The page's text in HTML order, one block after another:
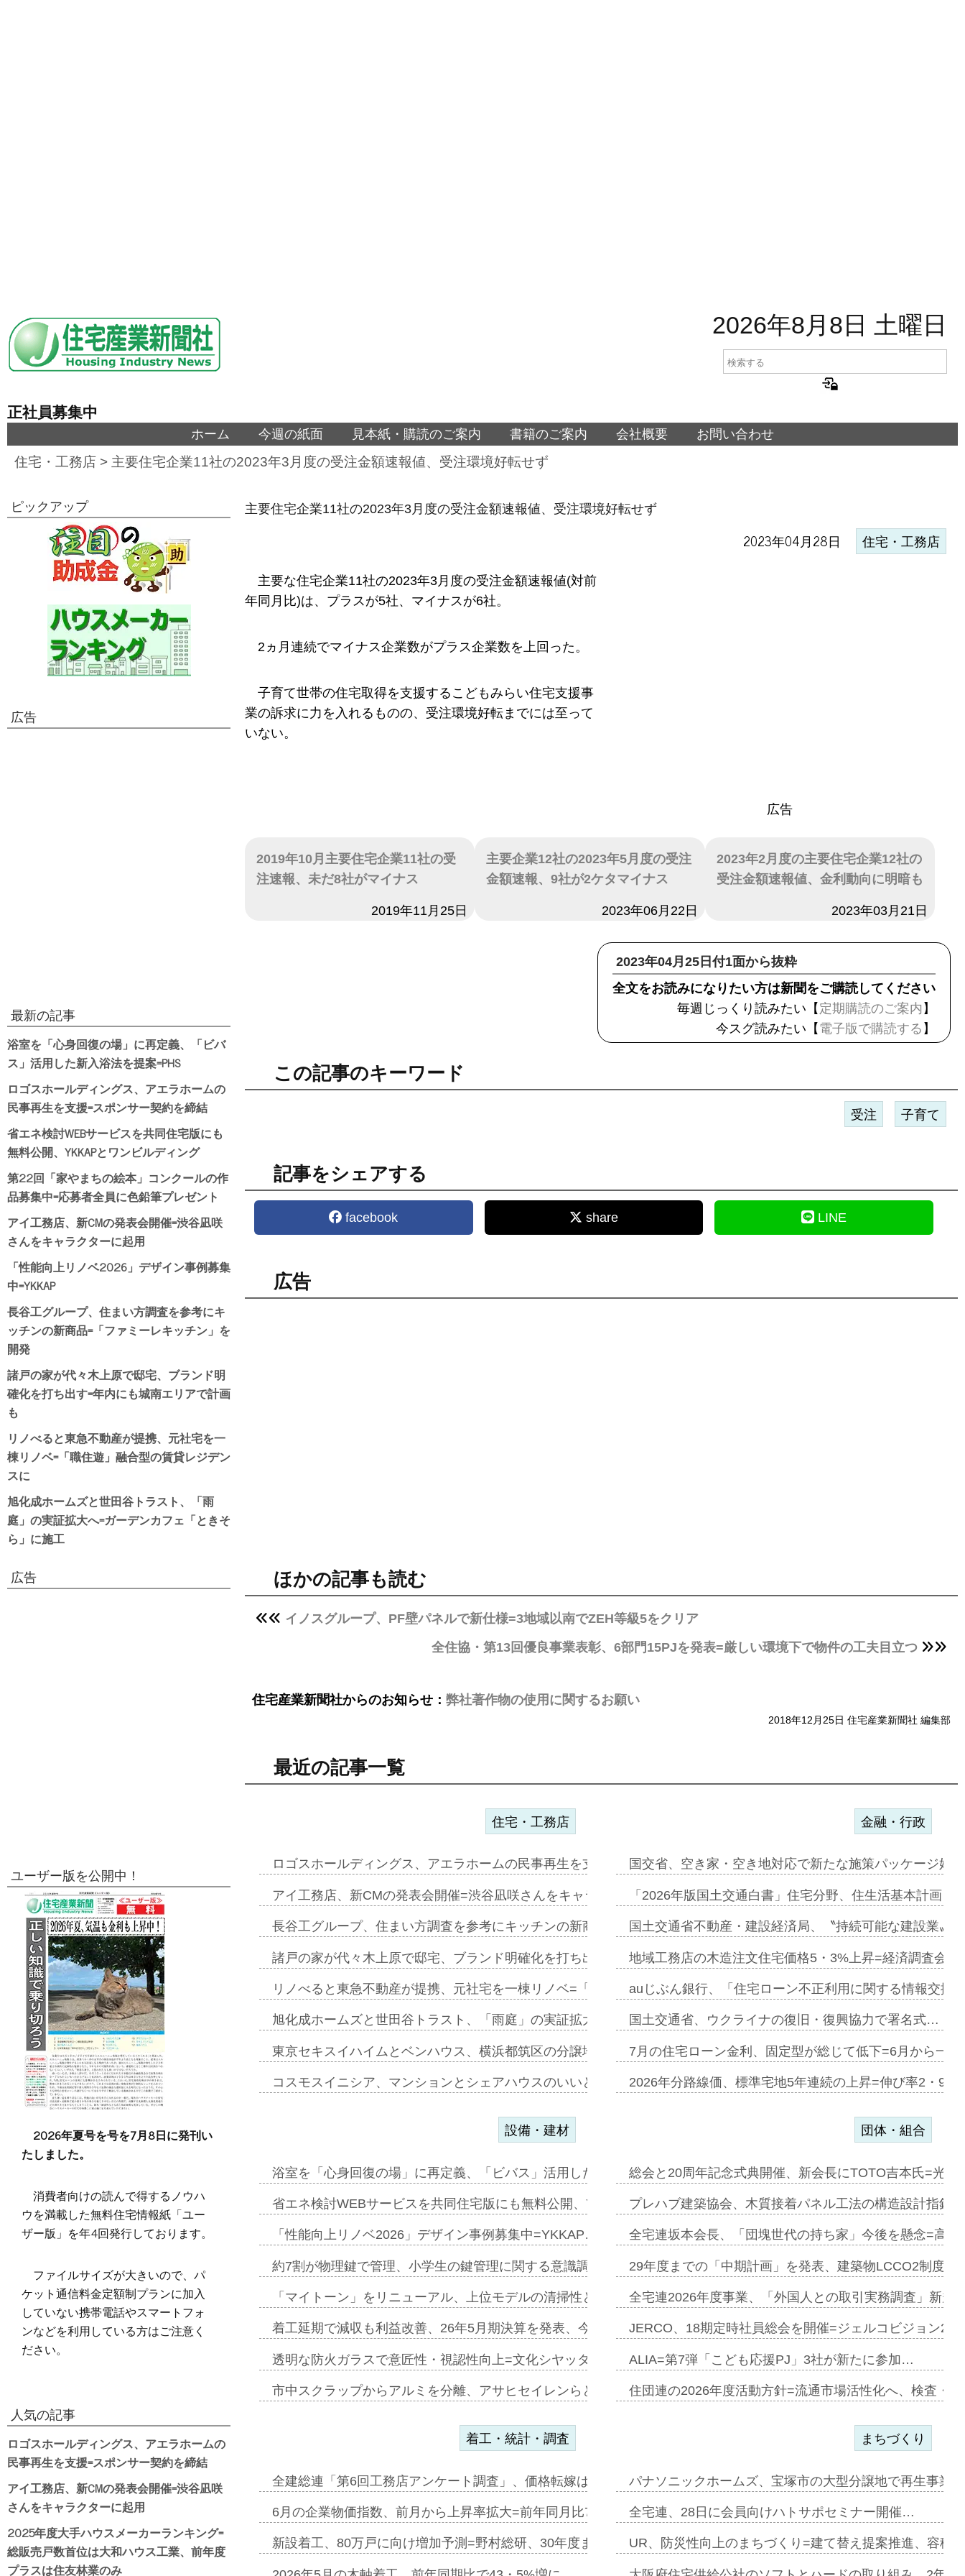
2026年8月8日 土曜日
正社員募集中
ホーム 今週の紙面 見本紙・購読のご案内 書籍のご案内 会社概要 お問い合わせ
住宅・工務店 > 主要住宅企業11社の2023年3月度の受注金額速報値、受注環境好転せず
主要住宅企業11社の2023年3月度の受注金額速報値、受注環境好転せず
2023年04月28日 住宅・工務店
広告
主要な住宅企業11社の2023年3月度の受注金額速報値(対前
年同月比)は、プラスが5社、マイナスが6社。
2ヵ月連続でマイナス企業数がプラス企業数を上回った。
子育て世帯の住宅取得を支援するこどもみらい住宅支援事
業の訴求に力を入れるものの、受注環境好転までには至って
いない。
2019年10月主要住宅企業11社の受
注速報、未だ8社がマイナス
2019年11月25日
主要企業12社の2023年5月度の受注
金額速報、9社が2ケタマイナス
2023年06月22日
2023年2月度の主要住宅企業12社の
受注金額速報値、金利動向に明暗も
2023年03月21日
2023年04月25日付1面から抜粋
全文をお読みになりたい方は新聞をご購読してください
毎週じっくり読みたい【 定期購読のご案内 】
今スグ読みたい【 電子版で購読する 】
この記事のキーワード
受注 子育て
記事をシェアする
facebook share LINE
広告
ほかの記事も読む
イノスグループ、PF壁パネルで新仕様=3地域以南でZEH等級5をクリア
全住協・第13回優良事業表彰、6部門15PJを発表=厳しい環境下で物件の工夫目立つ
住宅産業新聞社からのお知らせ： 弊社著作物の使用に関するお願い
2018年12月25日 住宅産業新聞社 編集部
最近の記事一覧
住宅・工務店
ロゴスホールディングス、アエラホームの民事再生を支援=スポンサー契約…
アイ工務店、新CMの発表会開催=渋谷凪咲さんをキャラクターに起用…
長谷工グループ、住まい方調査を参考にキッチンの新商品=「ファミーレキ…
諸戸の家が代々木上原で邸宅、ブランド明確化を打ち出す=年内にも城南エ…
リノべると東急不動産が提携、元社宅を一棟リノベ=「職住遊」融合型の賃…
旭化成ホームズと世田谷トラスト、「雨庭」の実証拡大へ=ガーデンカフェ…
東京セキスイハイムとベンハウス、横浜都筑区の分譲地開発で初協業=お互…
コスモスイニシア、マンションとシェアハウスのいいとこどりのコリビング…
金融・行政
国交省、空き家・空き地対応で新たな施策パッケージ始
「2026年版国土交通白書」住宅分野、住生活基本計画
国土交通省不動産・建設経済局、〝持続可能な建設業〟
地域工務店の木造注文住宅価格5・3%上昇=経済調査会
auじぶん銀行、「住宅ローン不正利用に関する情報交換
国土交通省、ウクライナの復旧・復興協力で署名式…
7月の住宅ローン金利、固定型が総じて低下=6月から一
2026年分路線価、標準宅地5年連続の上昇=伸び率2・
設備・建材
浴室を「心身回復の場」に再定義、「ビバス」活用した新入浴法を提案=P…
省エネ検討WEBサービスを共同住宅版にも無料公開、YKKAPとワンビ…
「性能向上リノベ2026」デザイン事例募集中=YKKAP…
約7割が物理鍵で管理、小学生の鍵管理に関する意識調査=Nature…
「マイトーン」をリニューアル、上位モデルの清掃性と安全性追加=リンナ…
着工延期で減収も利益改善、26年5月期決算を発表、今期は増収見込む=…
透明な防火ガラスで意匠性・視認性向上=文化シヤッター…
市中スクラップからアルミを分離、アサヒセイレンらと協働開発開始=三協…
団体・組合
総会と20周年記念式典開催、新会長にTOTO吉本氏=光
プレハブ建築協会、木質接着パネル工法の構造設計指針
全宅連坂本会長、「団塊世代の持ち家」今後を懸念=高
29年度までの「中期計画」を発表、建築物LCCO2制度
全宅連2026年度事業、「外国人との取引実務調査」新規
JERCO、18期定時社員総会を開催=ジェルコビジョン
ALIA=第7弾「こども応援PJ」3社が新たに参加…
住団連の2026年度活動方針=流通市場活性化へ、検査・
着工・統計・調査
全建総連「第6回工務店アンケート調査」、価格転嫁は十分に進まず=「物…
6月の企業物価指数、前月から上昇率拡大=前年同月比7・1%上昇…
新設着工、80万戸に向け増加予測=野村総研、30年度まで〝揺り戻し〟…
まちづくり
パナソニックホームズ、宝塚市の大型分譲地で再生事業
全宅連、28日に会員向けハトサポセミナー開催…
UR、防災性向上のまちづくり=建て替え提案推進、容積
ピックアップ
広告
最新の記事
浴室を「心身回復の場」に再定義、「ビバ
ス」活用した新入浴法を提案=PHS
ロゴスホールディングス、アエラホームの
民事再生を支援=スポンサー契約を締結
省エネ検討WEBサービスを共同住宅版にも
無料公開、YKKAPとワンビルディング
第22回「家やまちの絵本」コンクールの作
品募集中=応募者全員に色鉛筆プレゼント
アイ工務店、新CMの発表会開催=渋谷凪咲
さんをキャラクターに起用
「性能向上リノベ2026」デザイン事例募集
中=YKKAP
長谷工グループ、住まい方調査を参考にキ
ッチンの新商品=「ファミーレキッチン」を
開発
諸戸の家が代々木上原で邸宅、ブランド明
確化を打ち出す=年内にも城南エリアで計画
も
リノべると東急不動産が提携、元社宅を一
棟リノベ=「職住遊」融合型の賃貸レジデン
スに
旭化成ホームズと世田谷トラスト、「雨
庭」の実証拡大へ=ガーデンカフェ「ときそ
ら」に施工
広告
ユーザー版を公開中！
2026年夏号を号を7月8日に発刊い
たしました。
消費者向けの読んで得するノウハ
ウを満載した無料住宅情報紙「ユー
ザー版」を年4回発行しております。
ファイルサイズが大きいので、パ
ケット通信料金定額制プランに加入
していない携帯電話やスマートフォ
ンなどを利用している方はご注意く
ださい。
人気の記事
ロゴスホールディングス、アエラホームの
民事再生を支援=スポンサー契約を締結
アイ工務店、新CMの発表会開催=渋谷凪咲
さんをキャラクターに起用
2025年度大手ハウスメーカーランキング=
総販売戸数首位は大和ハウス工業、前年度
プラスは住友林業のみ